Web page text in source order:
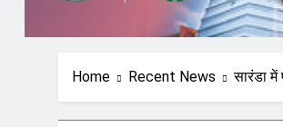
Home Recent News सारंडा